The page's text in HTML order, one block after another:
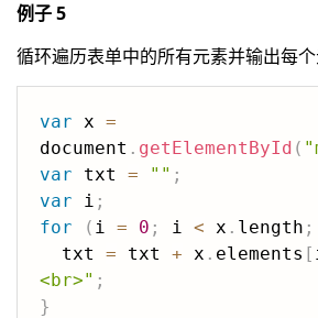
例子 5
循环遍历表单中的所有元素并输出每个
var x =
document . getElementById (
var txt = "" ;
var i ;
for
( i = 0 ; i < x . length ;
  txt
= txt + x . elements [
<br>" ;
}